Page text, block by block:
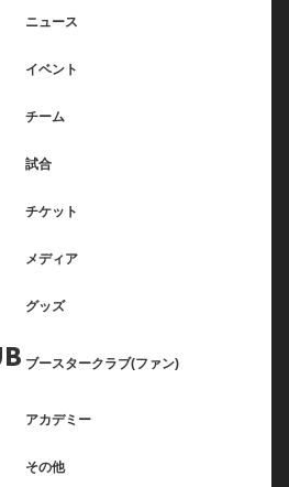
ニュース
イベント
チーム
試合
チケット
メディア
グッズ
ブースタークラブ(ファン)
アカデミー
その他